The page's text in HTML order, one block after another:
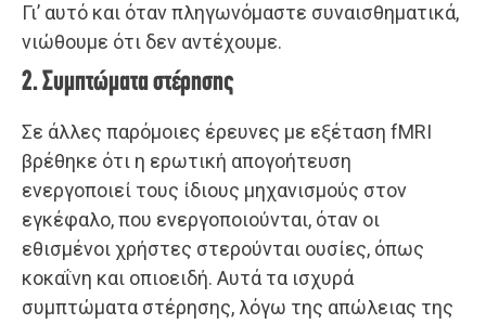
Γι’ αυτό και όταν πληγωνόμαστε συναισθηματικά,
νιώθουμε ότι δεν αντέχουμε.
2. Συμπτώματα στέρησης
Σε άλλες παρόμοιες έρευνες με εξέταση fMRI
βρέθηκε ότι η ερωτική απογοήτευση
ενεργοποιεί τους ίδιους μηχανισμούς στον
εγκέφαλο, που ενεργοποιούνται, όταν οι
εθισμένοι χρήστες στερούνται ουσίες, όπως
κοκαΐνη και οπιοειδή. Αυτά τα ισχυρά
συμπτώματα στέρησης, λόγω της απώλειας της